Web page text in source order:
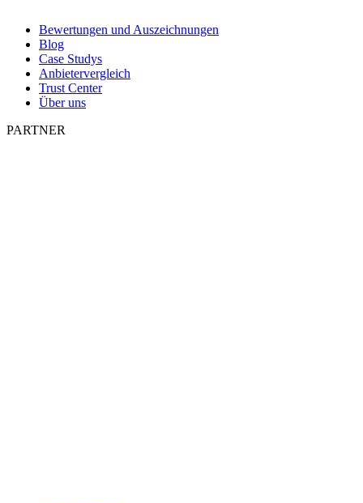
Bewertungen und Auszeichnungen
Blog
Case Studys
Anbietervergleich
Trust Center
Über uns
PARTNER